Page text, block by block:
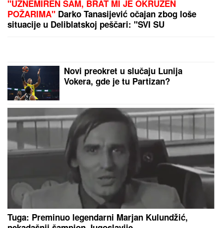
ČOLA PRIČAO SA ĆERKOM DOK JE UŽIVALA NA
Jahović pokradena za 50.000 EVRA:
Nasela na prevaru devojke iz Crne
Gore
CECU NIKO NIJE PREPOZNAO NA
AERODROMU
Leti iz Malage za
Beograd: Kačket na glavi, atlet
majica i naočare (FOTO)